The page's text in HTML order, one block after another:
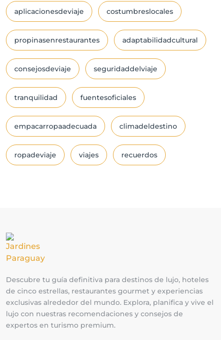
aplicacionesdeviaje costumbreslocales
propinasenrestaurantes adaptabilidadcultural
consejosdeviaje seguridaddelviaje
tranquilidad fuentesoficiales
empacarropaadecuada climadeldestino
ropadeviaje viajes recuerdos
Descubre tu guía definitiva para destinos de lujo, hoteles
de cinco estrellas, restaurantes gourmet y experiencias
exclusivas alrededor del mundo. Explora, planifica y vive el
lujo con nuestras recomendaciones y consejos de
expertos en turismo premium.